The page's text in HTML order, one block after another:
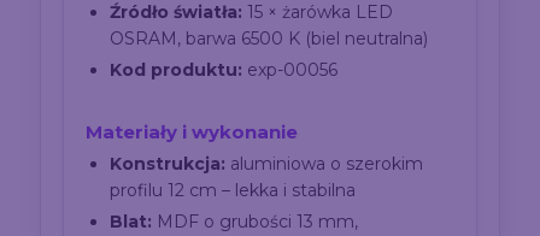
Źródło światła: 15 × żarówka LED
OSRAM, barwa 6500 K (biel neutralna)
Kod produktu: exp-00056
Materiały i wykonanie
Konstrukcja: aluminiowa o szerokim
profilu 12 cm – lekka i stabilna
Blat: MDF o grubości 13 mm,